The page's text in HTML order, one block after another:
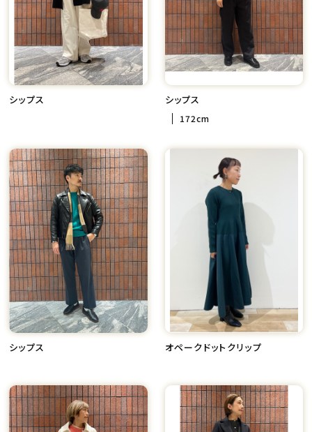
シップス シップス
172cm
シップス オペークドットクリップ